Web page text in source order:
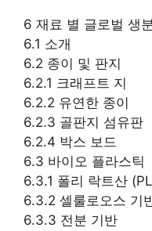
6 재료 별 글로벌 생
6.1 소개
6.2 종이 및 판지
6.2.1 크래프트 지
6.2.2 유연한 종이
6.2.3 골판지 섬유판
6.2.4 박스 보드
6.3 바이오 플라스틱
6.3.1 폴리 락트산
6.3.2 셀룰로오스 기
6.3.3 전분 기반